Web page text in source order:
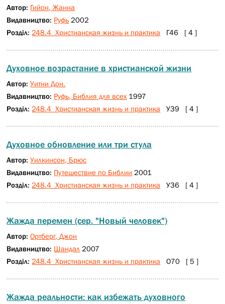
Автор: Гийон, Жанна
Видавництво: Руфь 2002
Розділ: 248.4 Христианская жизнь и практика Г46 [ 4 ]
Духовное возрастание в христианской жизни
Автор:Уитни Дон.
Видавництво: Руфь, Библия для всех 1997
Розділ: 248.4 Христианская жизнь и практика У39 [ 4 ]
Духовное обновление или три стула
Автор:Уилкинсон, Брюс
Видавництво: Путешествие по Библии 2001
Розділ: 248.4 Христианская жизнь и практика У36 [ 4 ]
Жажда перемен (сер. "Новый человек")
Автор:Ортберг, Джон
Видавництво: Шандал 2007
Розділ: 248.4 Христианская жизнь и практика О70 [ 5 ]
Жажда реальности: как избежать духовного